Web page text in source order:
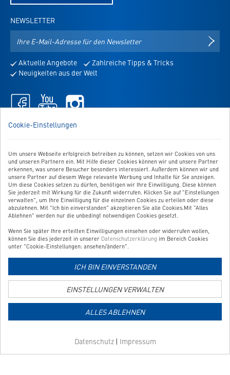
Cookie-Einstellungen
Um unsere Webseite erfolgreich betreiben zu können, setzen wir Cookies von uns
und unseren Partnern ein. Mit Hilfe dieser Cookies können wir und unsere Partner
erkennen, was unsere Besucher besonders interessiert. Außerdem können wir und
unsere Partner auf diesem Wege relevante Werbung und Inhalte für Sie anzeigen.
Um diese Cookies setzen zu dürfen, benötigen wir Ihre Einwilligung. Diese können
Sie jederzeit mit Wirkung für die Zukunft widerrufen. Klicken Sie auf "Einstellungen
verwalten", um Ihre Einwilligung für die einzelnen Cookies zu erteilen oder diese
abzulehnen. Mit "Ich bin einverstanden" akzeptieren Sie alle Cookies.Mit "Alles
Ablehnen" werden nur die unbedingt notwendigen Cookies gesetzt.
Wenn Sie später Ihre erteilten Einwilligungen einsehen oder widerrufen wollen,
können Sie dies jederzeit in unserer Datenschutzerklärung im Bereich Cookies
unter "Cookie-Einstellungen: ansehen/ändern".
ICH BIN EINVERSTANDEN
EINSTELLUNGEN VERWALTEN
ALLES ABLEHNEN
Datenschutz| Impressum
NEWSLETTER
Mail-
für
den
Aktuelle Angebote
Zahlreiche Tipps & Tricks
Neuigkeiten aus der Welt
Facebook
-
in
Tab
Youtube
-
in
Tab
-
Tab
WIR SIND FÜR SIE DA!
Zum Kontaktformular
BESTELLUNG WIDERRUFEN
UNSER SERVICE
UNSERE TOP-KATEGORIEN
GEPRÜFTE QUALITÄT
Link
zur
Versandkosten-